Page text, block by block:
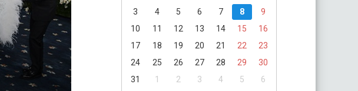
3
4 5 6 7 8
9
10
11 12 13 14 15
16
17
18 19 20 21 22
23
24
25 26 27 28 29
30
31
1 2 3 4 5 6